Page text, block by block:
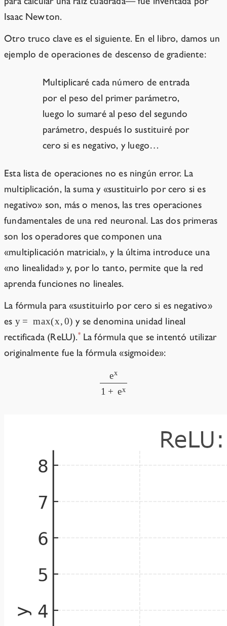
Isaac Newton.
Otro truco clave es el siguiente. En el libro, damos un
ejemplo de operaciones de descenso de gradiente:
Multiplicaré cada número de entrada
por el peso del primer parámetro,
luego lo sumaré al peso del segundo
parámetro, después lo sustituiré por
cero si es negativo, y luego…
Esta lista de operaciones no es ningún error. La
multiplicación, la suma y «sustituirlo por cero si es
negativo» son, más o menos, las tres operaciones
fundamentales de una red neuronal. Las dos primeras
son los operadores que componen una
«multiplicación matricial», y la última introduce una
«no linealidad» y, por lo tanto, permite que la red
aprenda funciones no lineales.
La fórmula para «sustituirlo por cero si es negativo»
es
y se denomina unidad lineal
rectificada (ReLU).*La fórmula que se intentó utilizar
originalmente fue la fórmula «sigmoide»: